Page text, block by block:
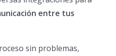
entre tus
sin problemas,